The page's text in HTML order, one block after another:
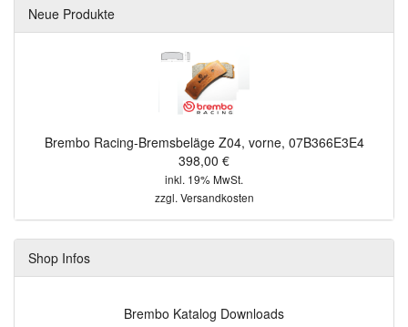
Neue Produkte
Brembo Racing-Bremsbeläge Z04, vorne, 07B366E3E4
398,00 €
inkl. 19% MwSt.
zzgl. Versandkosten
Shop Infos
Brembo Katalog Downloads